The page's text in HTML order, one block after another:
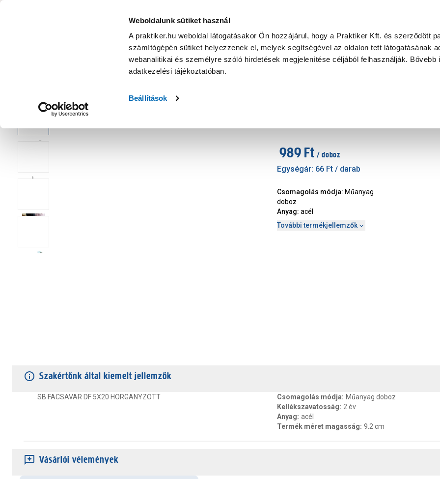
Weboldalunk sütiket használ
A praktiker.hu weboldal látogatásakor Ön hozzájárul, hogy a Praktiker Kft. és szerződött
számítógépén sütiket helyezzenek el, melyek segítségével az oldalon tett látogatásának
webanalitikai és személyre szóló hirdetések megjelenítése céljából felhasználják. Bővebb
adatkezelési tájékoztatóban.
Beállítások
KATEGÓRIÁK
Nyereményjáték Praktiker Professional Szakiajánló Ügyintézés és Információ
989 Ft / doboz
Egységár: 66 Ft / darab
Csomagolás módja: Műanyag
doboz
Anyag: acél
További termékjellemzők
Szakértőnk által kiemelt jellemzők
SB FACSAVAR DF 5X20 HORGANYZOTT Csomagolás módja: Műanyag doboz
Kellékszavatosság: 2 év
Anyag: acél
Termék méret magasság: 9.2 cm
Vásárlói vélemények